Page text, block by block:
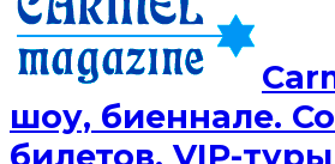
шоу, биеннале.